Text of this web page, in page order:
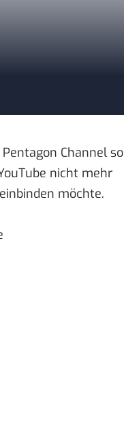
Pentagon Channelso
nicht mehr
möchte.